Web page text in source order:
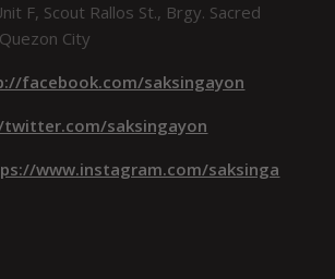
F, Scout Rallos St., Brgy. Sacred
City
facebook.com/saksingayon
saksingayon
www.instagram.com/saksinga